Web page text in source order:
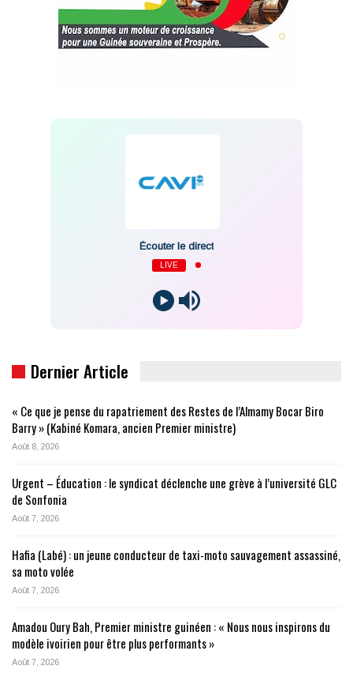
Écouter le direct
LIVE
Dernier Article
« Ce que je pense du rapatriement des Restes de l’Almamy Bocar Biro
Barry » (Kabiné Komara, ancien Premier ministre)
Août 8, 2026
Urgent – Éducation : le syndicat déclenche une grève à l’université GLC
de Sonfonia
Août 7, 2026
Hafia (Labé) : un jeune conducteur de taxi-moto sauvagement assassiné,
sa moto volée
Août 7, 2026
Amadou Oury Bah, Premier ministre guinéen : « Nous nous inspirons du
modèle ivoirien pour être plus performants »
Août 7, 2026